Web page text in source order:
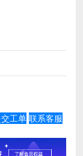
工单 联系客服